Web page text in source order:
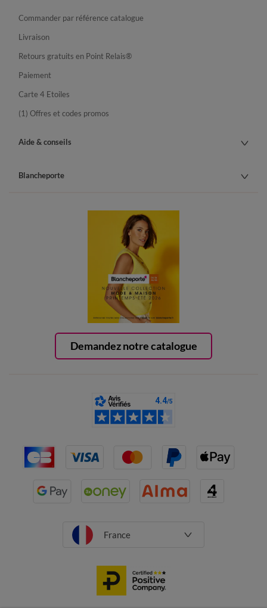
Demandez notre catalogue
Commander par référence catalogue
Livraison
Retours gratuits en Point Relais®
Paiement
Carte 4 Etoiles
(1) Offres et codes promos
Aide & conseils
Blancheporte
France